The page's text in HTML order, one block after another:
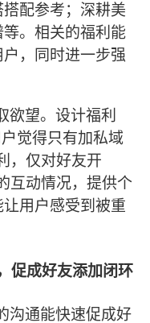
配参考；深耕美
。相关的福利能
，同时进一步强
欲望。设计福利
觉得只有加私域
，仅对好友开
互动情况，提供个
用户感受到被重
促成好友添加闭环
沟通能快速促成好